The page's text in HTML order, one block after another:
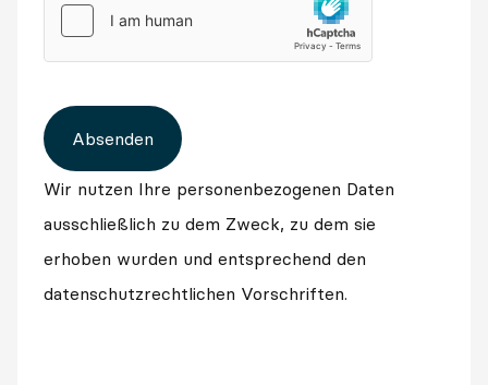
Absenden
Wir nutzen Ihre personenbezogenen Daten
ausschließlich zu dem Zweck, zu dem sie
erhoben wurden und entsprechend den
datenschutzrechtlichen Vorschriften.